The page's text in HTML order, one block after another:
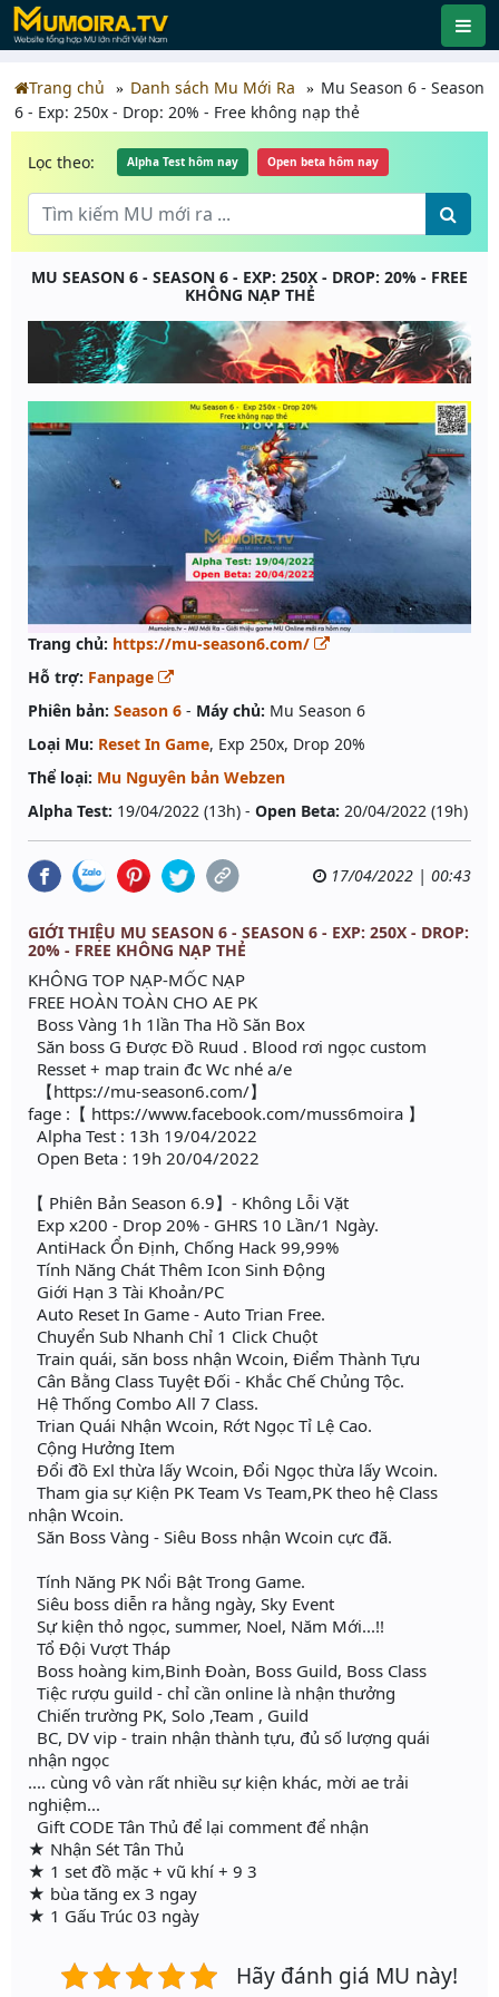
Trang chủ Danh sách Mu Mới Ra
Mu Season 6 - Season
6 - Exp: 250x - Drop: 20% - Free không nạp thẻ
Lọc theo: Alpha Test hôm nay Open beta hôm nay
MU SEASON 6 - SEASON 6 - EXP: 250X - DROP: 20% - FREE
KHÔNG NẠP THẺ
Trang chủ: https://mu-season6.com/
Hỗ trợ: Fanpage
Phiên bản: Season 6 - Máy chủ: Mu Season 6
Loại Mu: Reset In Game, Exp 250x, Drop 20%
Thể loại: Mu Nguyên bản Webzen
Alpha Test: 19/04/2022 (13h) - Open Beta: 20/04/2022 (19h)
17/04/2022 | 00:43
GIỚI THIỆU MU SEASON 6 - SEASON 6 - EXP: 250X - DROP:
20% - FREE KHÔNG NẠP THẺ
KHÔNG TOP NẠP-MỐC NẠP
FREE HOÀN TOÀN CHO AE PK
Boss Vàng 1h 1lần Tha Hồ Săn Box
Săn boss G Được Đồ Ruud . Blood rơi ngọc custom
Resset + map train đc Wc nhé a/e
【https://mu-season6.com/】
fage :【 https://www.facebook.com/muss6moira 】
Alpha Test : 13h 19/04/2022
Open Beta : 19h 20/04/2022
【 Phiên Bản Season 6.9】- Không Lỗi Vặt
Exp x200 - Drop 20% - GHRS 10 Lần/1 Ngày.
AntiHack Ổn Định, Chống Hack 99,99%
Tính Năng Chát Thêm Icon Sinh Động
Giới Hạn 3 Tài Khoản/PC
Auto Reset In Game - Auto Trian Free.
Chuyển Sub Nhanh Chỉ 1 Click Chuột
Train quái, săn boss nhận Wcoin, Điểm Thành Tựu
Cân Bằng Class Tuyệt Đối - Khắc Chế Chủng Tộc.
Hệ Thống Combo All 7 Class.
Trian Quái Nhận Wcoin, Rớt Ngọc Tỉ Lệ Cao.
Cộng Hưởng Item
Đổi đồ Exl thừa lấy Wcoin, Đổi Ngọc thừa lấy Wcoin.
Tham gia sự Kiện PK Team Vs Team,PK theo hệ Class
nhận Wcoin.
Săn Boss Vàng - Siêu Boss nhận Wcoin cực đã.
Tính Năng PK Nổi Bật Trong Game.
Siêu boss diễn ra hằng ngày, Sky Event
Sự kiện thỏ ngọc, summer, Noel, Năm Mới...!!
Tổ Đội Vượt Tháp
Boss hoàng kim,Binh Đoàn, Boss Guild, Boss Class
Tiệc rượu guild - chỉ cần online là nhận thưởng
Chiến trường PK, Solo ,Team , Guild
BC, DV vip - train nhận thành tựu, đủ số lượng quái
nhận ngọc
.... cùng vô vàn rất nhiều sự kiện khác, mời ae trải
nghiệm...
Gift CODE Tân Thủ để lại comment để nhận
★ Nhận Sét Tân Thủ
★ 1 set đồ mặc + vũ khí + 9 3
★ bùa tăng ex 3 ngay
★ 1 Gấu Trúc 03 ngày
Hãy đánh giá MU này!